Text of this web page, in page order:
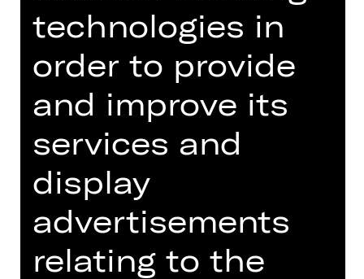
CONCERT,PLUS
PRO­BEN­EIN­BLICK
JU­GEND­OR­CHES­
TER
Sunday, 17/05/2026
10.00 AM - 03.00 PM
Public Rehearsal
Orchestersaal
technologies in
order to provide
and improve its
services and
display
advertisements
relating to the